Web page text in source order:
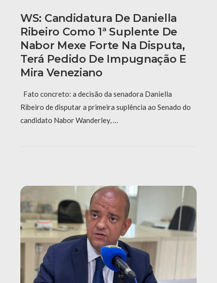
WS: Candidatura De Daniella
Ribeiro Como 1ª Suplente De
Nabor Mexe Forte Na Disputa,
Terá Pedido De Impugnação E
Mira Veneziano
Fato concreto: a decisão da senadora Daniella
Ribeiro de disputar a primeira suplência ao Senado do
candidato Nabor Wanderley, …